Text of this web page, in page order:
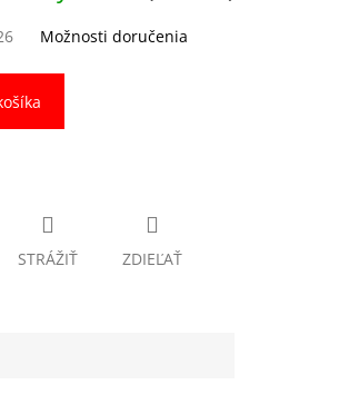
Možnosti doručenia
STRÁŽIŤ ZDIEĽAŤ